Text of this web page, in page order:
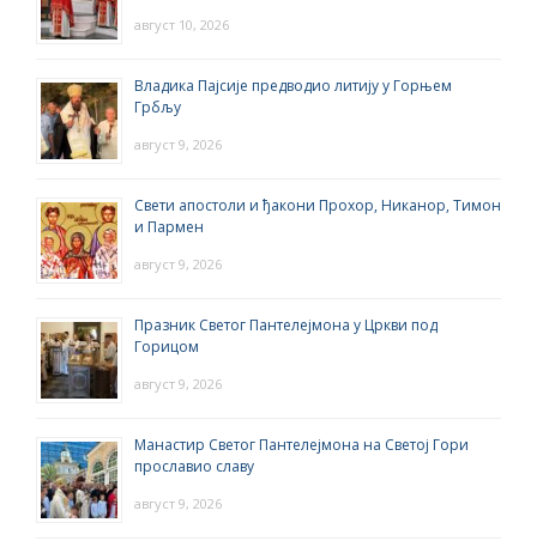
август 10, 2026
Владика Пајсије предводио литију у Горњем
Грбљу
август 9, 2026
Свети апостоли и ђакони Прохор, Никанор, Тимон
и Пармен
август 9, 2026
Празник Светог Пантелејмона у Цркви под
Горицом
август 9, 2026
Манастир Светог Пантелејмона на Светој Гори
прославио славу
август 9, 2026